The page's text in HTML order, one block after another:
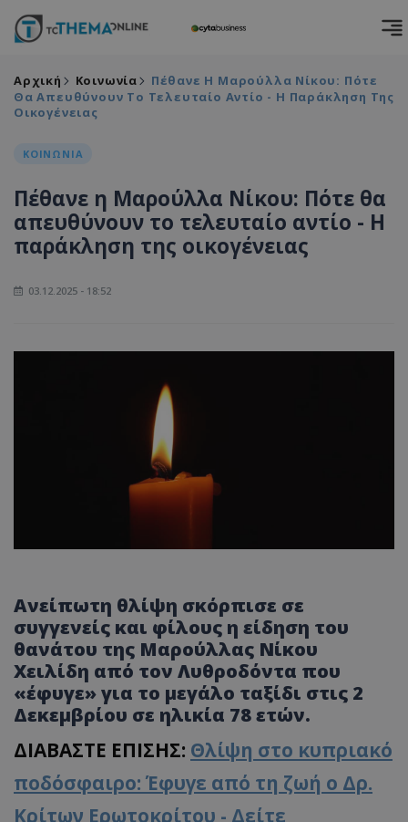
Αρχική Κοινωνία
Πέθανε Η Μαρούλλα Νίκου: Πότε
Θα Απευθύνουν Το Τελευταίο Αντίο - Η Παράκληση Της
Οικογένειας
ΚΟΙΝΩΝΙΑ
Πέθανε η Μαρούλλα Νίκου: Πότε θα
απευθύνουν το τελευταίο αντίο - Η
παράκληση της οικογένειας
03.12.2025 - 18:52
Ανείπωτη θλίψη σκόρπισε σε
συγγενείς και φίλους η είδηση του
θανάτου της Μαρούλλας Νίκου
Χειλίδη από τον Λυθροδόντα που
«έφυγε» για το μεγάλο ταξίδι στις 2
Δεκεμβρίου σε ηλικία 78 ετών.
ΔΙΑΒΑΣΤΕ ΕΠΙΣΗΣ: Θλίψη στο κυπριακό
ποδόσφαιρο: Έφυγε από τη ζωή ο Δρ.
Κρίτων Ερωτοκρίτου - Δείτε